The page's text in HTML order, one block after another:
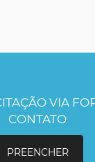
VIA
CONTATO
PREENCHER